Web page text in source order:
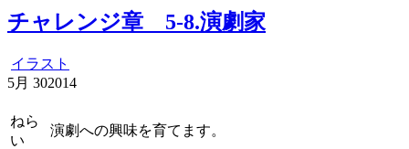
チャレンジ章 5-8.演劇家
イラスト
5月 302014
ねら
い
演劇への興味を育てます。